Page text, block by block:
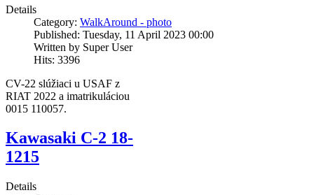
Details
Category: WalkAround - photo
Published: Tuesday, 11 April 2023 00:00
Written by Super User
Hits: 3396
CV-22 slúžiaci u USAF z
RIAT 2022 a imatrikuláciou
0015 110057.
Kawasaki C-2 18-
1215
Details